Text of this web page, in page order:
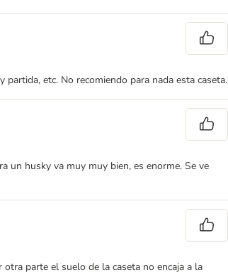
etc. No recomiendo para nada esta caseta.
un husky va muy muy bien, es enorme. Se ve
parte el suelo de la caseta no encaja a la